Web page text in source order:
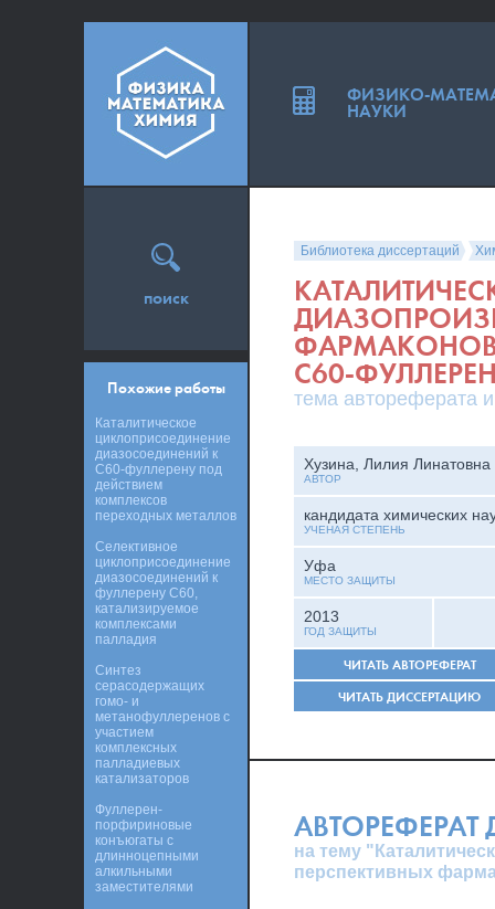
Библиотека диссертаций
C60-
тема автореферата
Хузина, Лилия Линатовна
АВТОР
кандидата химических
УЧЕНАЯ СТЕПЕНЬ
Уфа
МЕСТО ЗАЩИТЫ
2013
ГОД ЗАЩИТЫ
ЧИТАТЬ АВТОРЕФЕРАТ
ЧИТАТЬ ДИССЕРТАЦИЮ
АВТОРЕФЕРАТ
на тему
перспективных
поиск
Похожие работы
Каталитическое
циклоприсоединение
диазосоединений к
C60-фуллерену под
действием
комплексов
переходных металлов
Селективное
циклоприсоединение
диазосоединений к
фуллерену C60,
катализируемое
комплексами
палладия
Синтез
серасодержащих
гомо- и
метанофуллеренов с
участием
комплексных
палладиевых
катализаторов
Фуллерен-
порфириновые
конъюгаты с
длинноцепными
алкильными
заместителями
ФИЗИКО-
НАУКИ